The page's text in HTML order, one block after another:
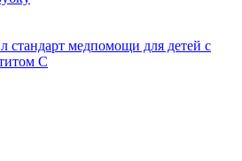
стандарт медпомощи для детей с
С